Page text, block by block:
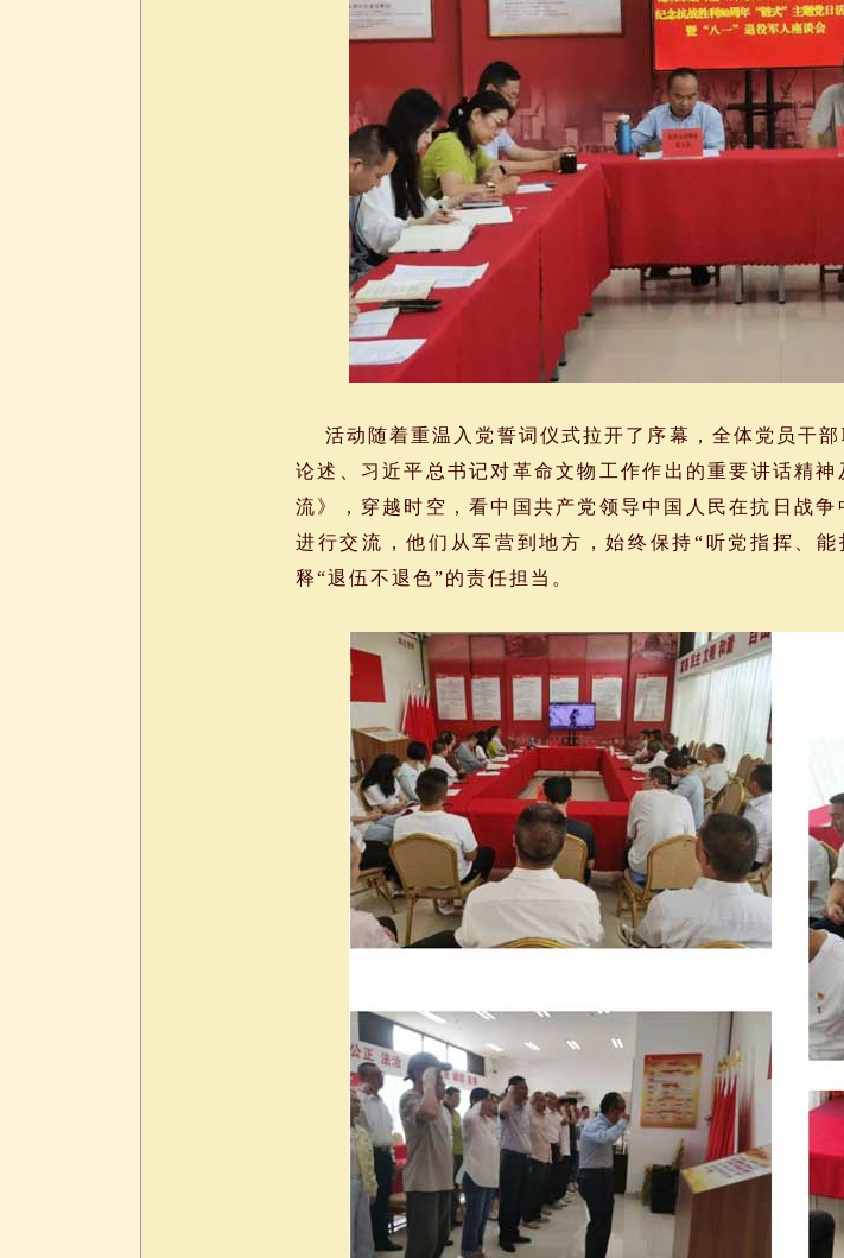
活动随着重温入党誓词仪式拉开了序幕，全体党员干
论述、习近平总书记对革命文物工作作出的重要讲话精
流》，穿越时空，看中国共产党领导中国人民在抗日战
进行交流，他们从军营到地方，始终保持“听党指挥、
释“退伍不退色”的责任担当。